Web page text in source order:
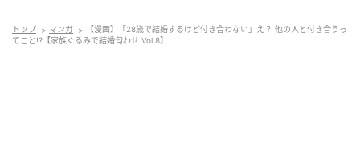
トップ マンガ
【漫画】「28歳で結婚するけど付き合わない」え？ 他の人と付き合うっ
てこと!?【家族ぐるみで結婚匂わせ Vol.8】